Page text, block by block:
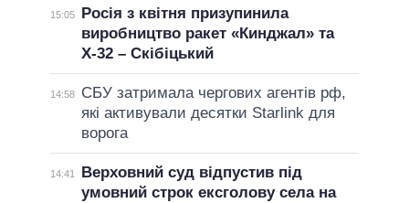
15:05
Росія з квітня призупинила
виробництво ракет «Кинджал» та
Х-32 – Скібіцький
14:58
СБУ затримала чергових агентів рф,
які активували десятки Starlink для
ворога
14:41
Верховний суд відпустив під
умовний строк ексголову села на